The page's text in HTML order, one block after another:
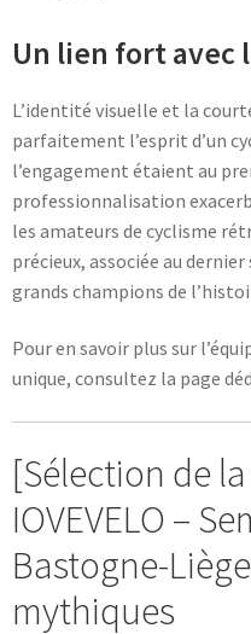
Un lien fort avec
L’identité visuelle et la
parfaitement l’esprit d’un
l’engagement étaient au
professionnalisation
les amateurs de cyclisme
précieux, associée au
grands champions de
Pour en savoir plus sur
unique, consultez la page
[Sélection de
IOVEVELO –
Bastogne-
mythiques